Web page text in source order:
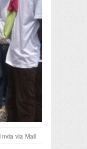
Invia via Mail